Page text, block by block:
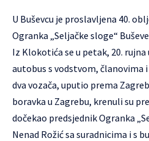
U Buševcu je proslavljena 40.
Ogranka „Seljačke sloge“
Iz Klokotića se u petak, 20.
autobus s vodstvom,
dva vozača, uputio prema
boravka u Zagrebu, krenuli su
dočekao predsjednik Ogranka
Nenad Rožić sa suradnicima i s